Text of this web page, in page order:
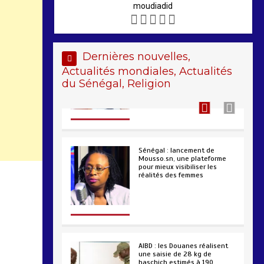
moudiadid
Dernières nouvelles,
Actualités mondiales, Actualités
du Sénégal, Religion
Sénégal – FMI : les
discussions se poursuivent
autour du rapport ROSC
2 min 221
réalités des femmes
4 min 193
millions FCFA
2 min 229